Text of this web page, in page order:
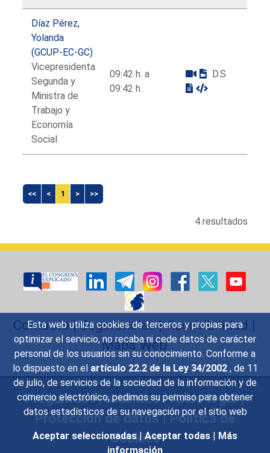
Esta web utiliza cookies de terceros y propias para
optimizar el servicio, no recaba ni cede datos de carácter
personal de los usuarios sin su conocimiento. Conforme a
lo dispuesto en el artículo 22.2 de la Ley 34/2002 , de 11
de julio, de servicios de la sociedad de la información y de
comercio electrónico, pedimos su permiso para obtener
datos estadísticos de su navegación por el sitio web
Aceptar seleccionadas | Aceptar todas | Más
información
Díaz Pérez,
Yolanda
(GCUP-EC-GC)
Vicepresidenta
Segunda y
Ministra de
Trabajo y
Economía
Social
09:42 h. a
09:42 h.
D.S
<< < 1 > >>
4 resultados
Contacto|Sugerencias|Accesibilidad |
Mapa Web
Preguntas Frecuentes|Aviso legal|
Protección de datos|Política de
Cookies